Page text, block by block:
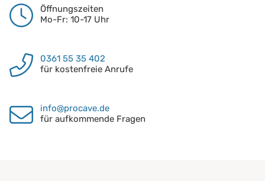
Öffnungszeiten
Mo-Fr: 10-17 Uhr
0361 55 35 402
für kostenfreie Anrufe
info@procave.de
für aufkommende Fragen